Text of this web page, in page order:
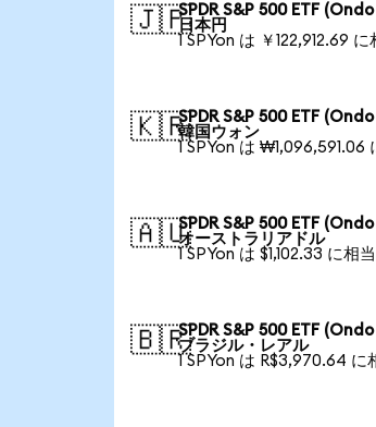
🇯🇵SPDR S&P 500 ETF
日本円
1 SPYon は ￥122,912.69 に
🇰🇷SPDR S&P 500 ETF
韓国ウォン
1 SPYon は ₩1,096,591.06
🇦🇺SPDR S&P 500 ETF
オーストラリアドル
1 SPYon は $1,102.33 に相当
🇧🇷SPDR S&P 500 ETF
ブラジル・レアル
1 SPYon は R$3,970.64 に